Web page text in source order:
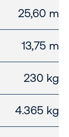
25,60 m
13,75 m
230 kg
4.365 kg